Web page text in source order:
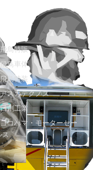
紹介
飛鳥特販
飛鳥車体
飛鳥特装
アスカテクノス
日創工業
ヨコハマ・モーターセー
ス